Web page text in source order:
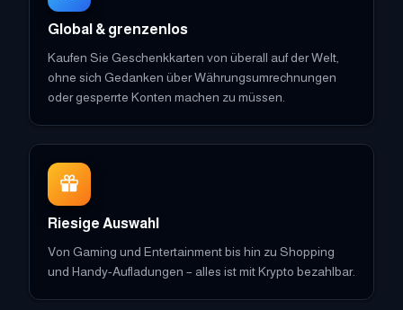
Global & grenzenlos
Kaufen Sie Geschenkkarten von überall auf der Welt,
ohne sich Gedanken über Währungsumrechnungen
oder gesperrte Konten machen zu müssen.
Riesige Auswahl
Von Gaming und Entertainment bis hin zu Shopping
und Handy-Aufladungen – alles ist mit Krypto bezahlbar.